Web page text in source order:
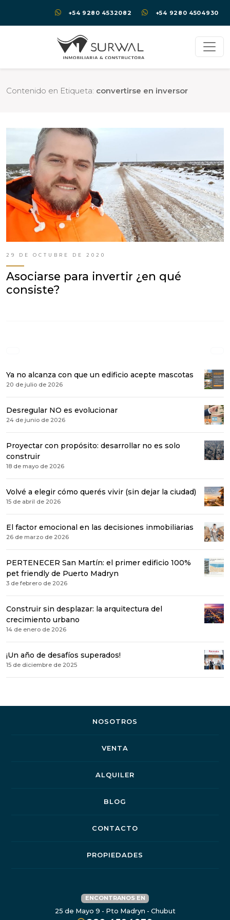
+54 9280 4532082 +54 9280 4504930
Contenido en Etiqueta: convertirse en inversor
29 DE OCTUBRE DE 2020
Asociarse para invertir ¿en qué
consiste?
Ya no alcanza con que un edificio acepte mascotas
20 de julio de 2026
Desregular NO es evolucionar
24 de junio de 2026
Proyectar con propósito: desarrollar no es solo
construir
18 de mayo de 2026
Volvé a elegir cómo querés vivir (sin dejar la ciudad)
15 de abril de 2026
El factor emocional en las decisiones inmobiliarias
26 de marzo de 2026
PERTENECER San Martín: el primer edificio 100%
pet friendly de Puerto Madryn
3 de febrero de 2026
Construir sin desplazar: la arquitectura del
crecimiento urbano
14 de enero de 2026
¡Un año de desafíos superados!
15 de diciembre de 2025
NOSOTROS
VENTA
ALQUILER
BLOG
CONTACTO
PROPIEDADES
ENCONTRANOS EN
25 de Mayo 9 - Pto Madryn - Chubut